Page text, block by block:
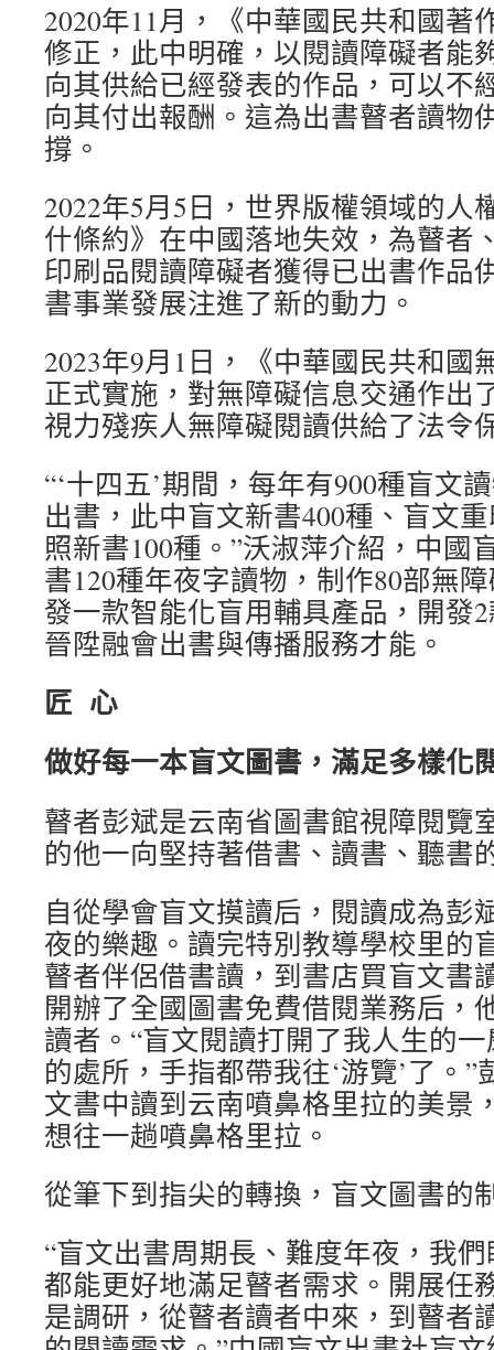
2020年11月，《中華國民共和國著
修正，此中明確，以閱讀障礙者能
向其供給已經發表的作品，可以不
向其付出報酬。這為出書瞽者讀物
撐。
2022年5月5日，世界版權領域的
什條約》在中國落地失效，為瞽者
印刷品閱讀障礙者獲得已出書作品
書事業發展注進了新的動力。
2023年9月1日，《中華國民共和國
正式實施，對無障礙信息交通作出
視力殘疾人無障礙閱讀供給了法令
“‘十四五’期間，每年有900種盲文
出書，此中盲文新書400種、盲文
照新書100種。”沃淑萍介紹，中國
書120種年夜字讀物，制作80部無
發一款智能化盲用輔具產品，開發
晉陞融會出書與傳播服務才能。
匠 心
做好每一本盲文圖書，滿足多樣化
瞽者彭斌是云南省圖書館視障閱覽
的他一向堅持著借書、讀書、聽書
自從學會盲文摸讀后，閱讀成為彭
夜的樂趣。讀完特別教導學校里的
瞽者伴侶借書讀，到書店買盲文書
開辦了全國圖書免費借閱業務后，
讀者。“盲文閱讀打開了我人生的
的處所，手指都帶我往‘游覽’了。
文書中讀到云南噴鼻格里拉的美景
想往一趟噴鼻格里拉。
從筆下到指尖的轉換，盲文圖書的
“盲文出書周期長、難度年夜，我
都能更好地滿足瞽者需求。開展任
是調研，從瞽者讀者中來，到瞽者